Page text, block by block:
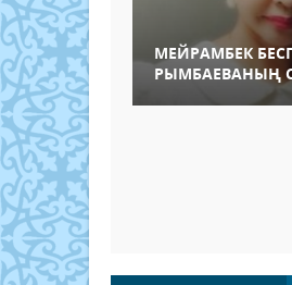
МЕЙРАМБЕК
РЫМБАЕВАНЫҢ